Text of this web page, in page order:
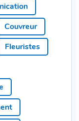
Couvreur
Fleuristes